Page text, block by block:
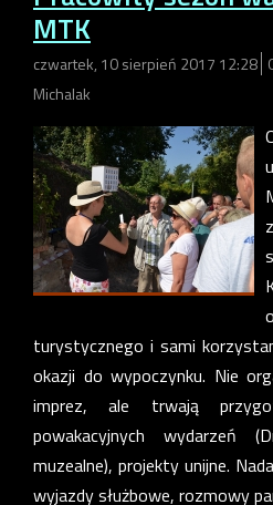
MTK
czwartek, 10 sierpień 2017 12:28
Michalak
turystycznego i sami
okazji do wypoczynku. Nie
imprez, ale trwają
powakacyjnych wydarzeń
muzealne), projekty unijne.
wyjazdy służbowe, rozmowy